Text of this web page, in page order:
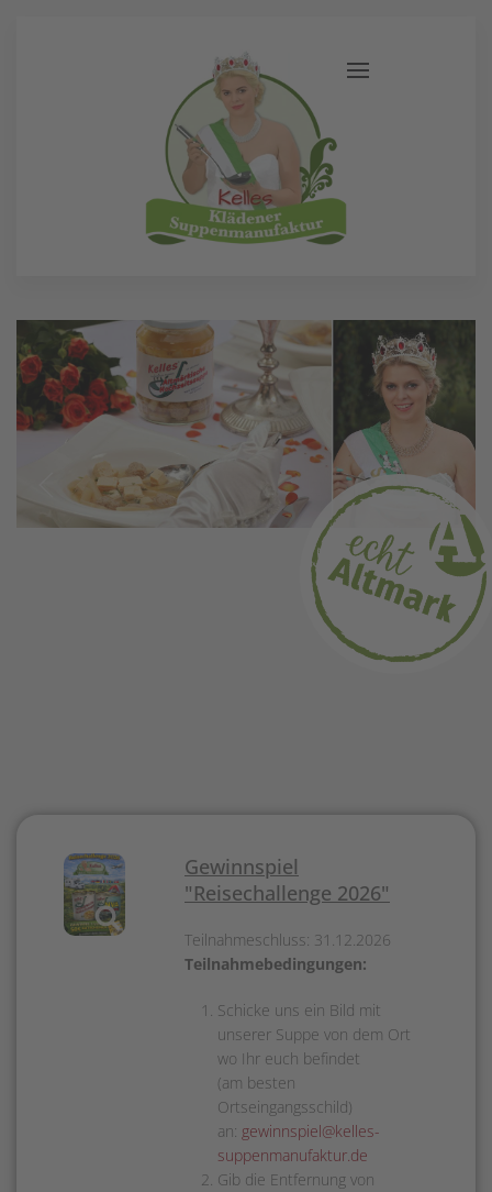
Gewinnspiel
"Reisechallenge 2026"
Teilnahmeschluss: 31.12.2026
Teilnahmebedingungen:
Schicke uns ein Bild mit
unserer Suppe von dem Ort
wo Ihr euch befindet
(am besten
Ortseingangsschild)
an: gewinnspiel@kelles-
suppenmanufaktur.de
Gib die Entfernung von